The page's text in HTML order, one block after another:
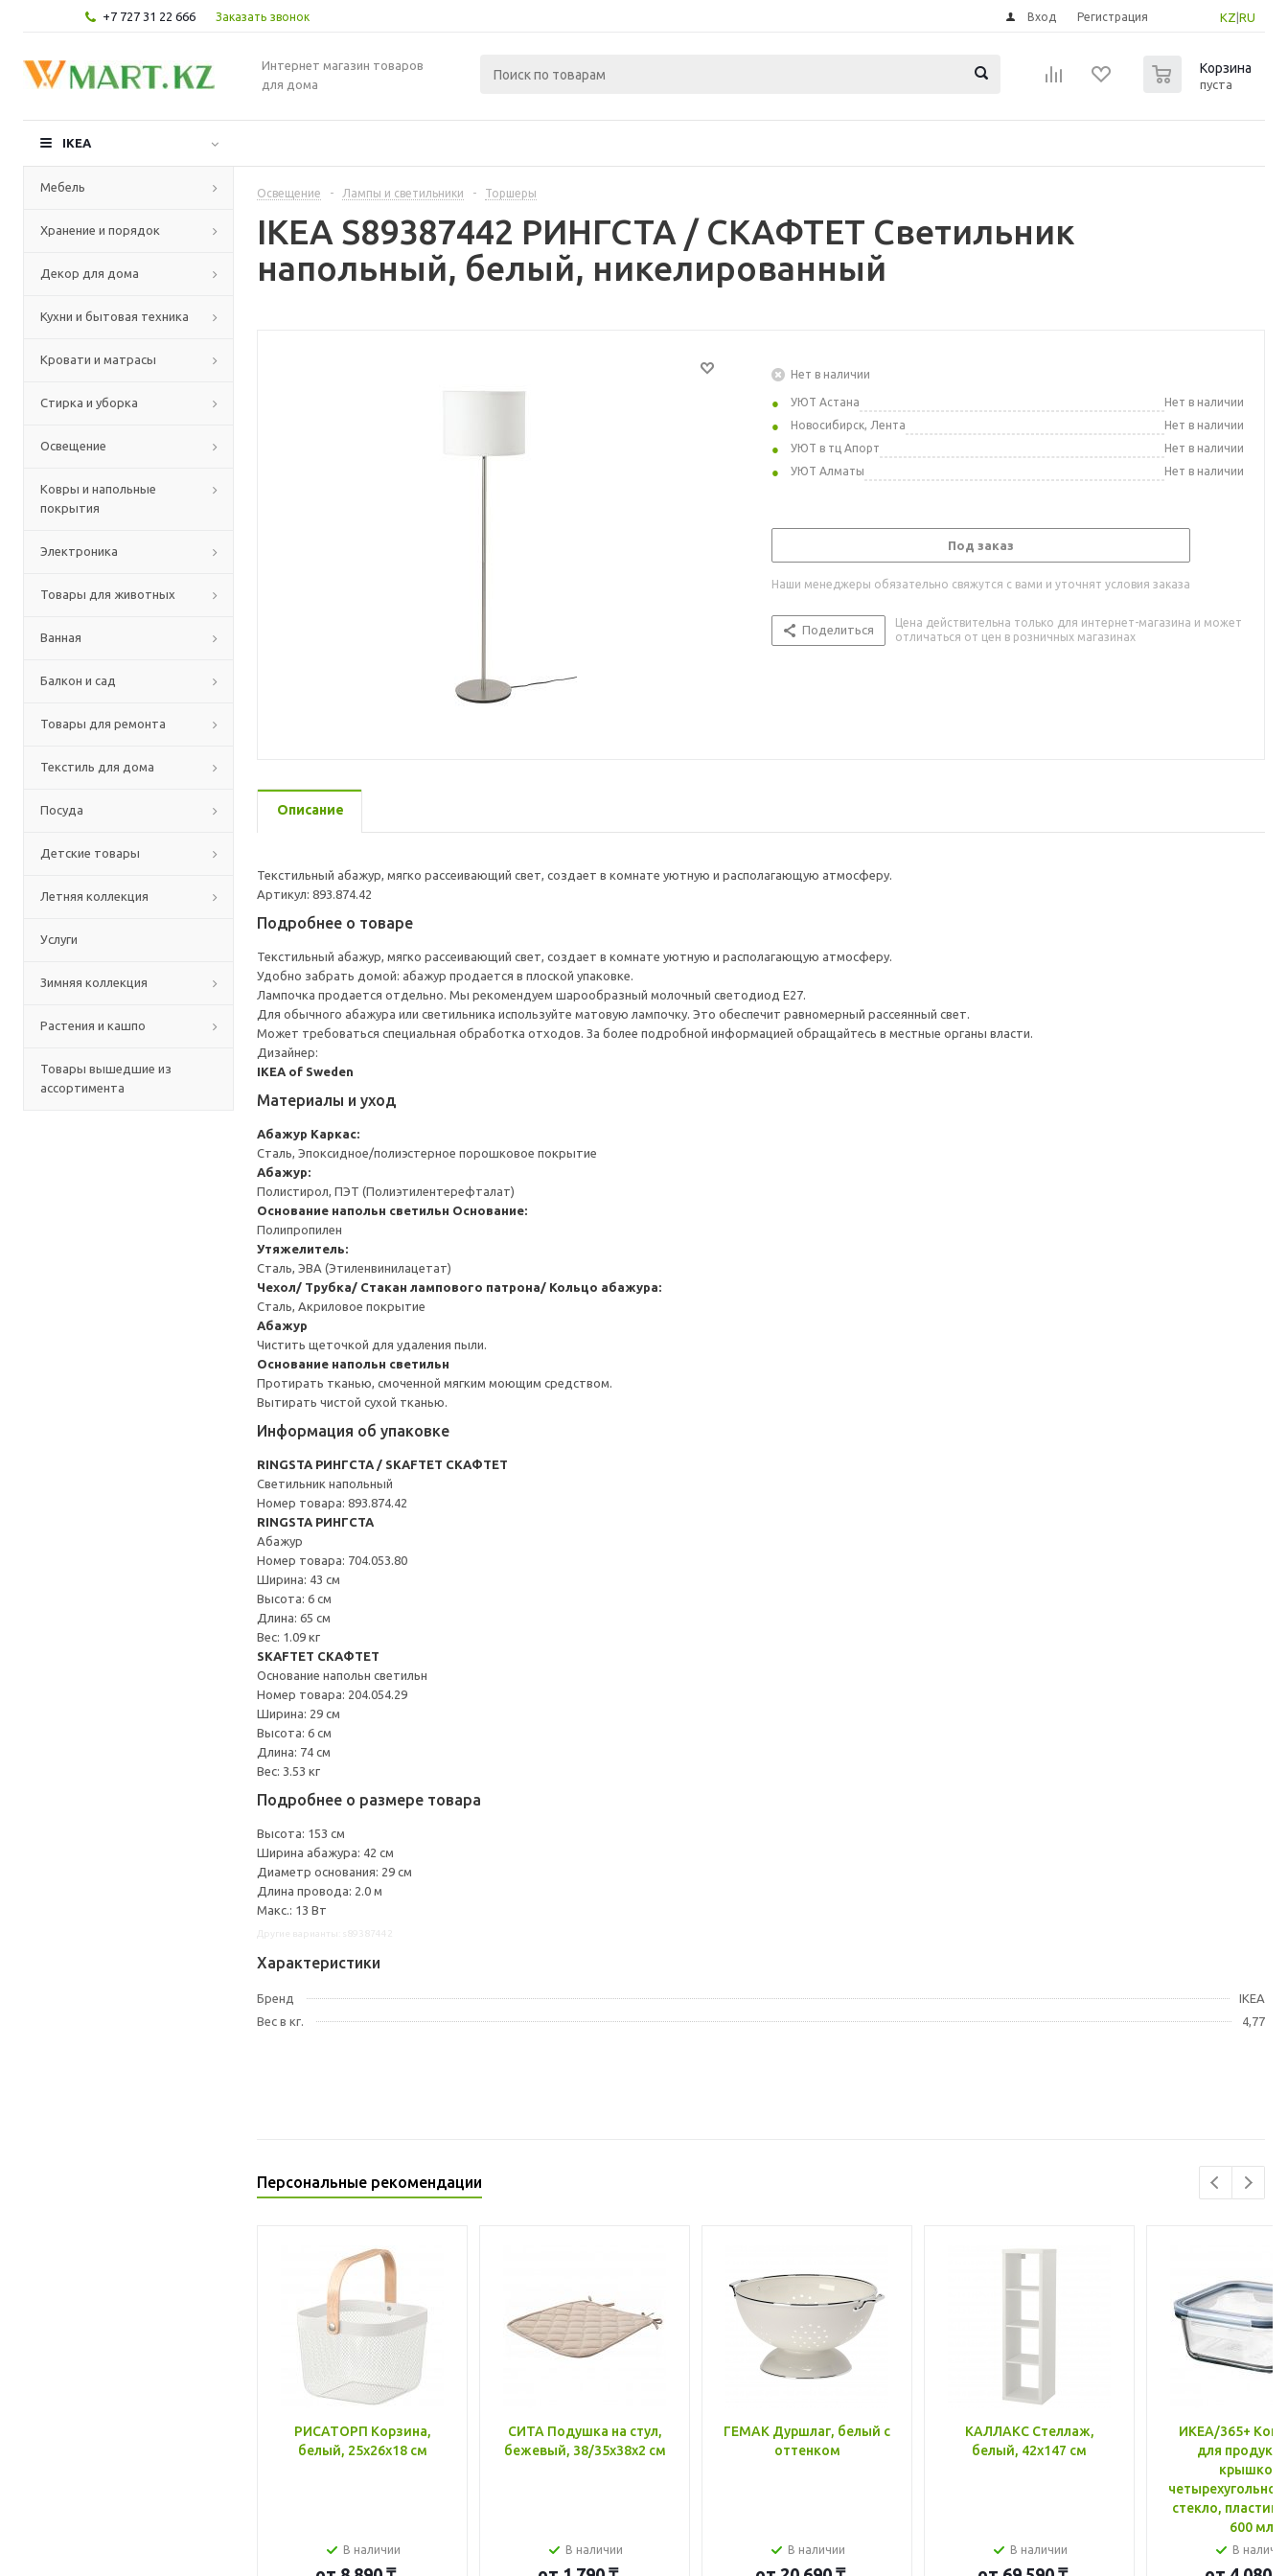
+7 727 31 22 666 Заказать звонок KZ RU
Вход Регистрация
Интернет магазин товаров
для дома
Корзина
пуста
IKEA
Мебель
Хранение и порядок
Декор для дома
Кухни и бытовая техника
Кровати и матрасы
Стирка и уборка
Освещение
Ковры и напольные
покрытия
Электроника
Товары для животных
Ванная
Балкон и сад
Товары для ремонта
Текстиль для дома
Посуда
Детские товары
Летняя коллекция
Услуги
Зимняя коллекция
Растения и кашпо
Товары вышедшие из
ассортимента
Освещение - Лампы и светильники - Торшеры
IKEA S89387442 РИНГСТА / СКАФТЕТ Светильник
напольный, белый, никелированный
Нет в наличии
УЮТ Астана
Нет в наличии
Новосибирск, Лента
Нет в наличии
УЮТ в тц Апорт
Нет в наличии
УЮТ Алматы
Нет в наличии
Под заказ
Наши менеджеры обязательно свяжутся с вами и уточнят условия заказа
Поделиться
Цена действительна только для интернет-магазина и может
отличаться от цен в розничных магазинах
Описание
Текстильный абажур, мягко рассеивающий свет, создает в комнате уютную и располагающую атмосферу.
Артикул: 893.874.42
Подробнее о товаре
Текстильный абажур, мягко рассеивающий свет, создает в комнате уютную и располагающую атмосферу.
Удобно забрать домой: абажур продается в плоской упаковке.
Лампочка продается отдельно. Мы рекомендуем шарообразный молочный светодиод E27.
Для обычного абажура или светильника используйте матовую лампочку. Это обеспечит равномерный рассеянный свет.
Может требоваться специальная обработка отходов. За более подробной информацией обращайтесь в местные органы власти.
Дизайнер:
IKEA of Sweden
Материалы и уход
Абажур Каркас:
Сталь, Эпоксидное/полиэстерное порошковое покрытие
Абажур:
Полистирол, ПЭТ (Полиэтилентерефталат)
Основание напольн светильн Основание:
Полипропилен
Утяжелитель:
Сталь, ЭВА (Этиленвинилацетат)
Чехол/ Трубка/ Стакан лампового патрона/ Кольцо абажура:
Сталь, Акриловое покрытие
Абажур
Чистить щеточкой для удаления пыли.
Основание напольн светильн
Протирать тканью, смоченной мягким моющим средством.
Вытирать чистой сухой тканью.
Информация об упаковке
RINGSTA РИНГСТА / SKAFTET СКАФТЕТ
Светильник напольный
Номер товара: 893.874.42
RINGSTA РИНГСТА
Абажур
Номер товара: 704.053.80
Ширина: 43 см
Высота: 6 см
Длина: 65 см
Вес: 1.09 кг
SKAFTET СКАФТЕТ
Основание напольн светильн
Номер товара: 204.054.29
Ширина: 29 см
Высота: 6 см
Длина: 74 см
Вес: 3.53 кг
Подробнее о размере товара
Высота: 153 см
Ширина абажура: 42 см
Диаметр основания: 29 см
Длина провода: 2.0 м
Макс.: 13 Вт
Характеристики
Бренд
IKEA
Вес в кг.
4,77
Персональные рекомендации
РИСАТОРП Корзина,
белый, 25x26x18 см
В наличии
СИТА Подушка на стул,
бежевый, 38/35x38x2 см
В наличии
ГЕМАК Дуршлаг, белый с
оттенком
В наличии
КАЛЛАКС Стеллаж,
белый, 42x147 см
В наличии
ИКЕА/365+
для
крышкой,
стекло, пластик
600 мл
В